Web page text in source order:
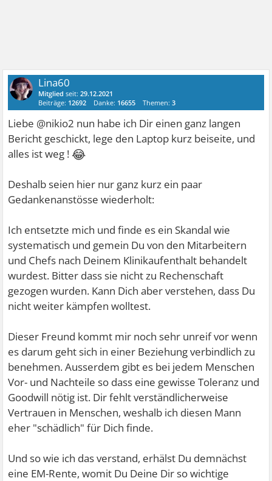
Lina60
Mitglied seit:29.12.2021
Beiträge: 12692 Danke: 16655 Themen:3
Liebe @nikio2 nun habe ich Dir einen ganz langen
Bericht geschickt, lege den Laptop kurz beiseite, und
alles ist weg ! 😂
Deshalb seien hier nur ganz kurz ein paar
Gedankenanstösse wiederholt:
Ich entsetzte mich und finde es ein Skandal wie
systematisch und gemein Du von den Mitarbeitern
und Chefs nach Deinem Klinikaufenthalt behandelt
wurdest. Bitter dass sie nicht zu Rechenschaft
gezogen wurden. Kann Dich aber verstehen, dass Du
nicht weiter kämpfen wolltest.
Dieser Freund kommt mir noch sehr unreif vor wenn
es darum geht sich in einer Beziehung verbindlich zu
benehmen. Ausserdem gibt es bei jedem Menschen
Vor- und Nachteile so dass eine gewisse Toleranz und
Goodwill nötig ist. Dir fehlt verständlicherweise
Vertrauen in Menschen, weshalb ich diesen Mann
eher "schädlich" für Dich finde.
Und so wie ich das verstand, erhälst Du demnächst
eine EM-Rente, womit Du Deine Dir so wichtige